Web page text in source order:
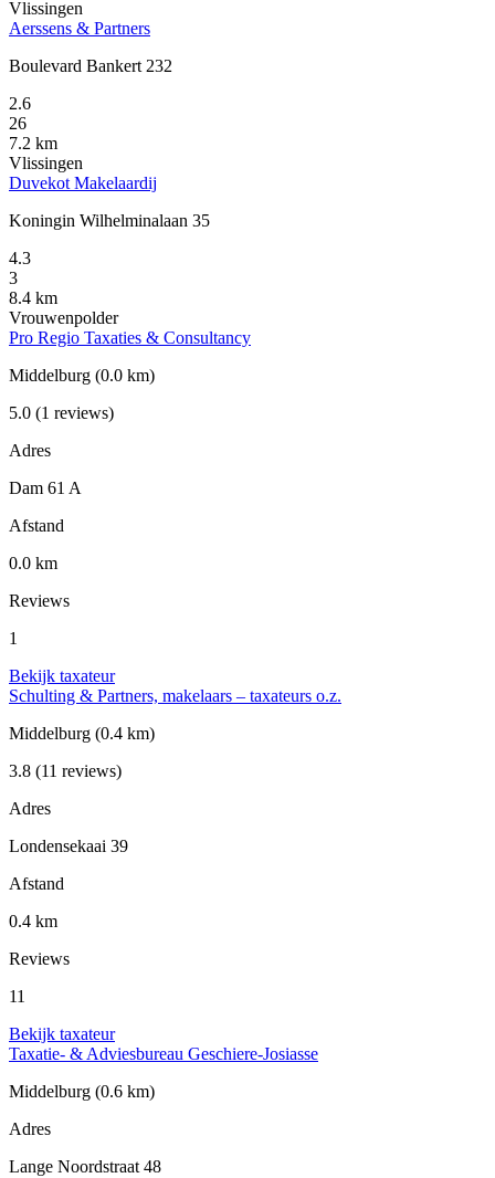
Vlissingen
Aerssens & Partners
Boulevard Bankert 232
2.6
26
7.2 km
Vlissingen
Duvekot Makelaardij
Koningin Wilhelminalaan 35
4.3
3
8.4 km
Vrouwenpolder
Pro Regio Taxaties & Consultancy
Middelburg (0.0 km)
5.0 (1 reviews)
Adres
Dam 61 A
Afstand
0.0 km
Reviews
1
Bekijk taxateur
Schulting & Partners, makelaars – taxateurs o.z.
Middelburg (0.4 km)
3.8 (11 reviews)
Adres
Londensekaai 39
Afstand
0.4 km
Reviews
11
Bekijk taxateur
Taxatie- & Adviesbureau Geschiere-Josiasse
Middelburg (0.6 km)
Adres
Lange Noordstraat 48